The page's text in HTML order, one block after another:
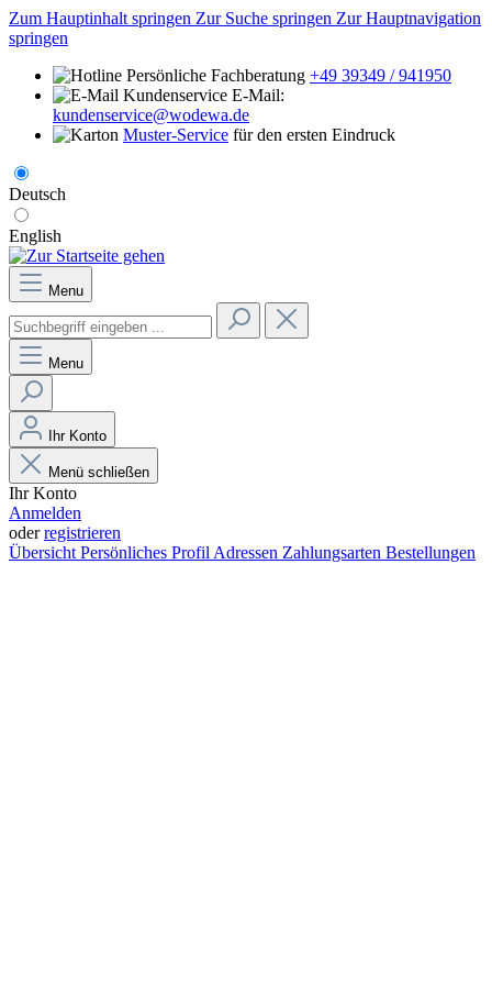
Zum Hauptinhalt springen Zur Suche springen Zur Hauptnavigation
springen
Persönliche Fachberatung +49 39349 / 941950
E-Mail:
kundenservice@wodewa.de
Muster-Service für den ersten Eindruck
Deutsch
English
Menu
Menu
Ihr Konto
Menü schließen
Ihr Konto
Anmelden
oderregistrieren
Übersicht Persönliches Profil Adressen Zahlungsarten Bestellungen